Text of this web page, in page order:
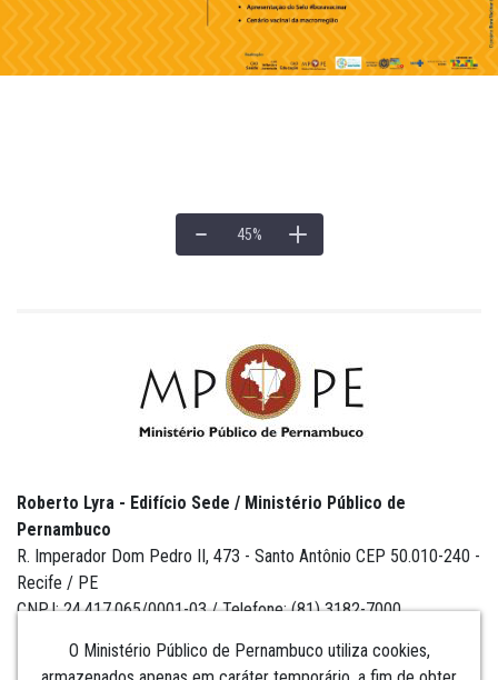
45%
O Ministério Público de Pernambuco utiliza cookies,
Roberto Lyra - Edifício Sede / Ministério Público de
Pernambuco
R. Imperador Dom Pedro II, 473 - Santo Antônio CEP 50.010-240 -
Recife / PE
CNPJ: 24.417.065/0001-03 / Telefone: (81) 3182-7000